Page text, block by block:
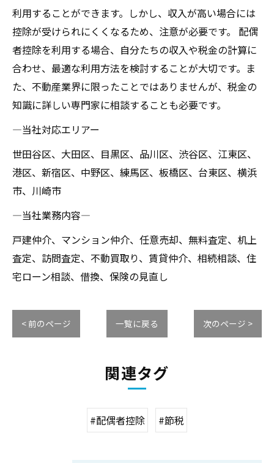
利用することができます。しかし、収入が高い場合には
控除が受けられにくくなるため、注意が必要です。 配偶
者控除を利用する場合、自分たちの収入や税金の計算に
合わせ、最適な利用方法を検討することが大切です。ま
た、不動産業界に限ったことではありませんが、税金の
知識に詳しい専門家に相談することも必要です。
―当社対応エリアー
世田谷区、大田区、目黒区、品川区、渋谷区、江東区、
港区、新宿区、中野区、練馬区、板橋区、台東区、横浜
市、川崎市
―当社業務内容―
戸建仲介、マンション仲介、任意売却、無料査定、机上
査定、訪問査定、不動買取り、賃貸仲介、相続相談、住
宅ローン相談、借換、保険の見直し
< 前のページ 一覧に戻る 次のページ >
関連タグ
#配偶者控除 #節税